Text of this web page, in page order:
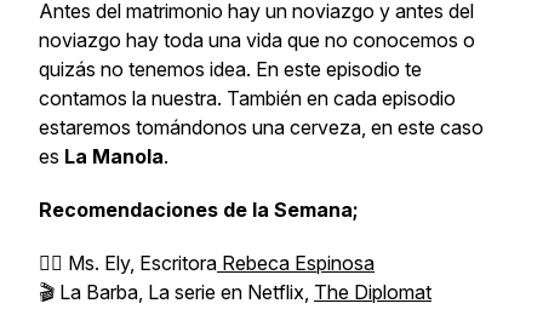
Antes del matrimonio hay un noviazgo y antes del
noviazgo hay toda una vida que no conocemos o
quizás no tenemos idea. En este episodio te
contamos la nuestra. También en cada episodio
estaremos tomándonos una cerveza, en este caso
es La Manola.
Recomendaciones de la Semana;
✍🏻 Ms. Ely, Escritora Rebeca Espinosa
🎬 La Barba, La serie en Netflix, The Diplomat